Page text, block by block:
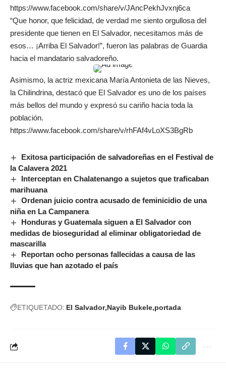
https://www.facebook.com/share/v/JAncPekhJvxnj6ca
“Que honor, que felicidad, de verdad me siento orgullosa del
presidente que tienen en El Salvador, necesitamos más de
esos… ¡Arriba El Salvador!”, fueron las palabras de Guardia
hacia el mandatario salvadoreño.
Asimismo, la actriz mexicana María Antonieta de las Nieves,
la Chilindrina, destacó que El Salvador es uno de los países
más bellos del mundo y expresó su cariño hacia toda la
población.
https://www.facebook.com/share/v/rhFAf4vLoXS3BgRb
Exitosa participación de salvadoreñas en el Festival de
la Calavera 2021
Interceptan en Chalatenango a sujetos que traficaban
marihuana
Ordenan juicio contra acusado de feminicidio de una
niña en La Campanera
Honduras y Guatemala siguen a El Salvador con
medidas de bioseguridad al eliminar obligatoriedad de
mascarilla
Reportan ocho personas fallecidas a causa de las
lluvias que han azotado el país
ETIQUETADO: El Salvador Nayib Bukele portada